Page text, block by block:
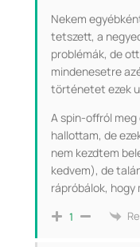
Nekem
tetszett, a
problémák, de
mindenesetre
történetet ezek
A spin-offról
hallottam, de
nem kezdtem
kedvem), de
rápróbálok, hogy
1